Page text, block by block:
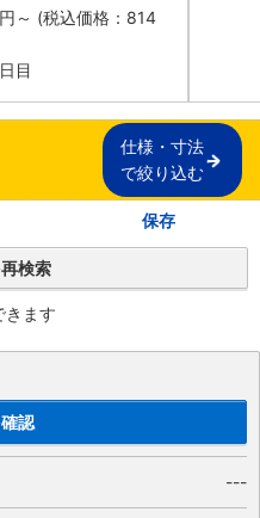
円 ～ (税込価格： 814
目
仕様・寸法
で絞り込む
保存
検索
きます
認
---